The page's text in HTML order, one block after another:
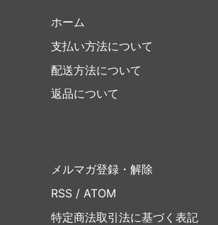
ホーム
支払い方法について
配送方法について
返品について
メルマガ登録・解除
RSS / ATOM
特定商法取引法に基づく表記